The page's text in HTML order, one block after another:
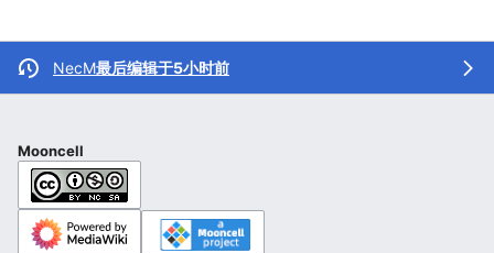
NecM最后编辑于5小时前
Mooncell